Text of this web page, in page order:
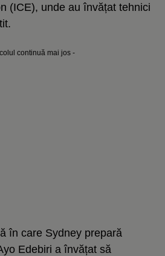
(ICE), unde au învățat tehnici
continuă mai jos -
în care Sydney prepară
Edebiri a învățat să